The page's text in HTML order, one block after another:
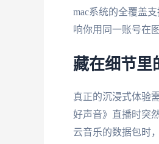
mac系统的全覆盖
响你用同一账号在
藏在细节里
真正的沉浸式体验
好声音》直播时突
云音乐的数据包时